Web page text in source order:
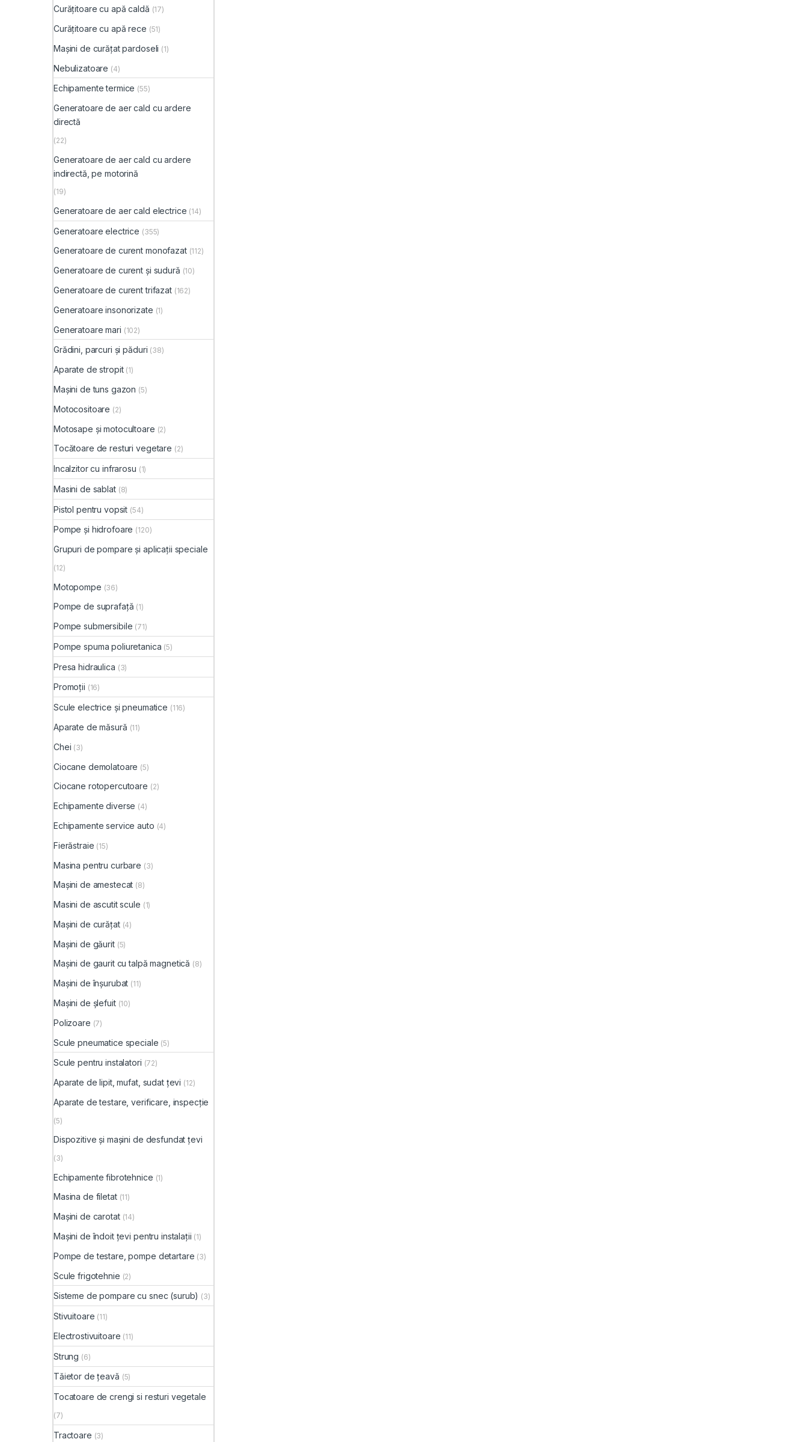
Curățitoare cu apă caldă (17)
Curățitoare cu apă rece (51)
Mașini de curățat pardoseli (1)
Nebulizatoare (4)
Echipamente termice (55)
Generatoare de aer cald cu ardere
directă
(22)
Generatoare de aer cald cu ardere
indirectă, pe motorină
(19)
Generatoare de aer cald electrice (14)
Generatoare electrice (355)
Generatoare de curent monofazat (112)
Generatoare de curent și sudură (10)
Generatoare de curent trifazat (162)
Generatoare insonorizate (1)
Generatoare mari (102)
Grădini, parcuri și păduri (38)
Aparate de stropit (1)
Mașini de tuns gazon (5)
Motocositoare (2)
Motosape și motocultoare (2)
Tocătoare de resturi vegetare (2)
Incalzitor cu infrarosu (1)
Masini de sablat (8)
Pistol pentru vopsit (54)
Pompe și hidrofoare (120)
Grupuri de pompare și aplicații speciale
(12)
Motopompe (36)
Pompe de suprafață (1)
Pompe submersibile (71)
Pompe spuma poliuretanica (5)
Presa hidraulica (3)
Promoții (16)
Scule electrice și pneumatice (116)
Aparate de măsură (11)
Chei (3)
Ciocane demolatoare (5)
Ciocane rotopercutoare (2)
Echipamente diverse (4)
Echipamente service auto (4)
Fierăstraie (15)
Masina pentru curbare (3)
Mașini de amestecat (8)
Masini de ascutit scule (1)
Mașini de curățat (4)
Mașini de găurit (5)
Mașini de gaurit cu talpă magnetică (8)
Mașini de înșurubat (11)
Mașini de șlefuit (10)
Polizoare (7)
Scule pneumatice speciale (5)
Scule pentru instalatori (72)
Aparate de lipit, mufat, sudat țevi (12)
Aparate de testare, verificare, inspecție
(5)
Dispozitive și mașini de desfundat țevi
(3)
Echipamente fibrotehnice (1)
Masina de filetat (11)
Mașini de carotat (14)
Mașini de îndoit țevi pentru instalații (1)
Pompe de testare, pompe detartare (3)
Scule frigotehnie (2)
Sisteme de pompare cu snec (surub) (3)
Stivuitoare (11)
Electrostivuitoare (11)
Strung (6)
Tăietor de țeavă (5)
Tocatoare de crengi si resturi vegetale
(7)
Tractoare (3)